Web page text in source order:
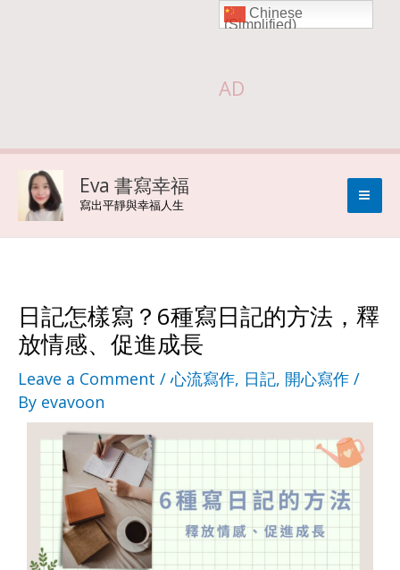
Chinese
(Simplified)
AD
Eva 書寫幸福
寫出平靜與幸福人生
日記怎樣寫？6種寫日記的方法，釋
放情感、促進成長
Leave a Comment /心流寫作, 日記, 開心寫作 /
By evavoon